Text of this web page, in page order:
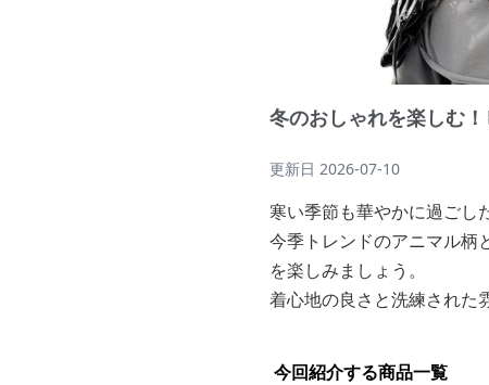
冬のおしゃれを楽しむ
更新日 2026-07-10
寒い季節も華やかに過ごし
今季トレンドのアニマル柄
を楽しみましょう。
着心地の良さと洗練された
今回紹介する商品一覧